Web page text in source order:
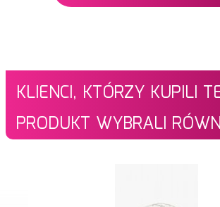
KLIENCI, KTÓRZY KUPILI
PRODUKT WYBRALI